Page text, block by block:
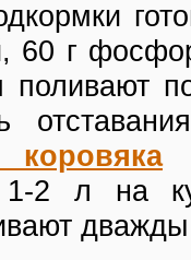
60 г
поливают
коровяка
1-2 л на
дважды